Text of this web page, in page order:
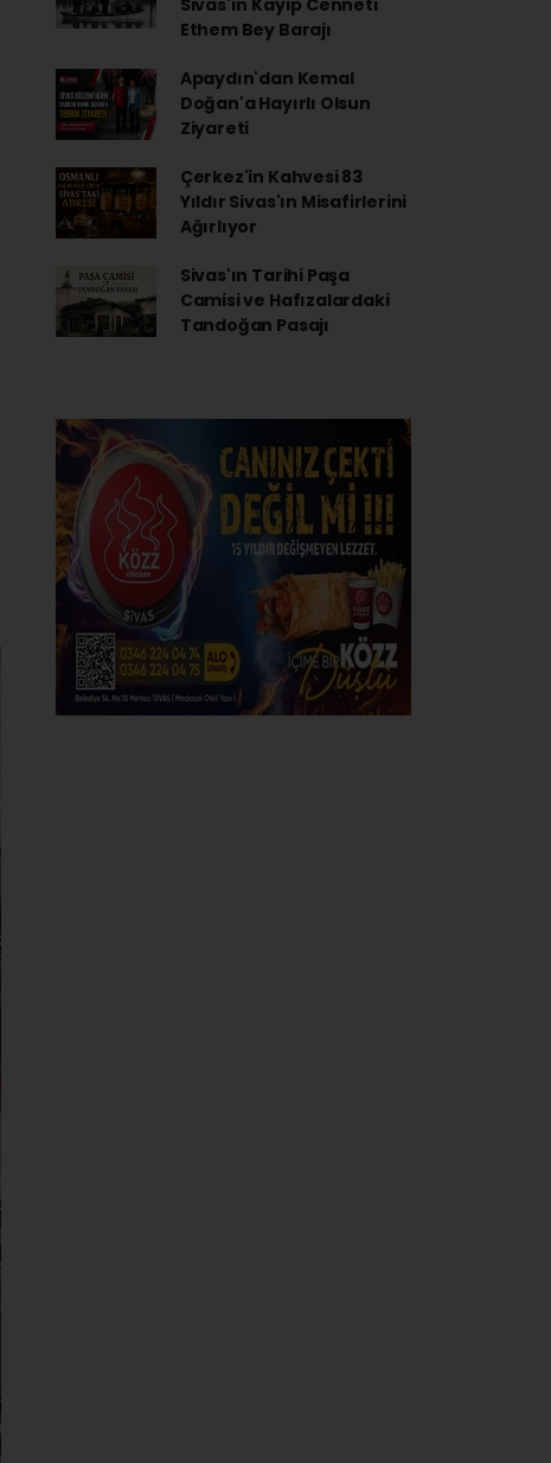
Sivas'ın Kayıp Cenneti
Ethem Bey Barajı
Apaydın'dan Kemal
Doğan'a Hayırlı Olsun
Ziyareti
Çerkez'in Kahvesi 83
Yıldır Sivas'ın Misafirlerini
Ağırlıyor
Sivas'ın Tarihi Paşa
Camisi ve Hafızalardaki
Tandoğan Pasajı